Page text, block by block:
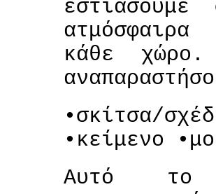
κάθε
•σκίτσα/
•κείμενο
Αυτό το